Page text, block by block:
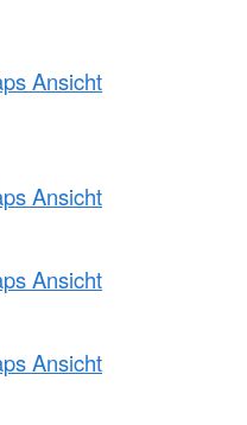
Ansicht
Ansicht
Ansicht
Ansicht